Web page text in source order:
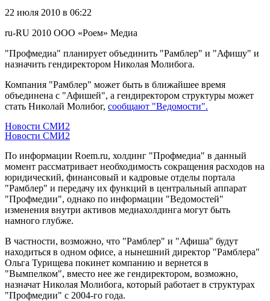
22 июля 2010 в 06:22
ru-RU 2010 ООО «Роем» Медиа
"Профмедиа" планирует объединить "Рамблер" и "Афишу" и
назначить гендиректором Николая Молибога.
Компания "Рамблер" может быть в ближайшее время
объединена с "Афишей", а гендиректором структуры может
стать Николай Молибог, сообщают "Ведомости".
Новости СМИ2
Новости СМИ2
По информации Roem.ru, холдинг "Профмедиа" в данный
момент рассматривает необходимость сокращения расходов на
юридический, финансовый и кадровые отделы портала
"Рамблер" и передачу их функций в центральный аппарат
"Профмедии", однако по информации "Ведомостей"
изменения внутри активов медиахолдинга могут быть
намного глубже.
В частности, возможно, что "Рамблер" и "Афиша" будут
находиться в одном офисе, а нынешний директор "Рамблера"
Ольга Турищева покинет компанию и вернется в
"Вымпелком", вместо нее же гендиректором, возможно,
назначат Николая Молибога, который работает в структурах
"Профмедии" с 2004-го года.